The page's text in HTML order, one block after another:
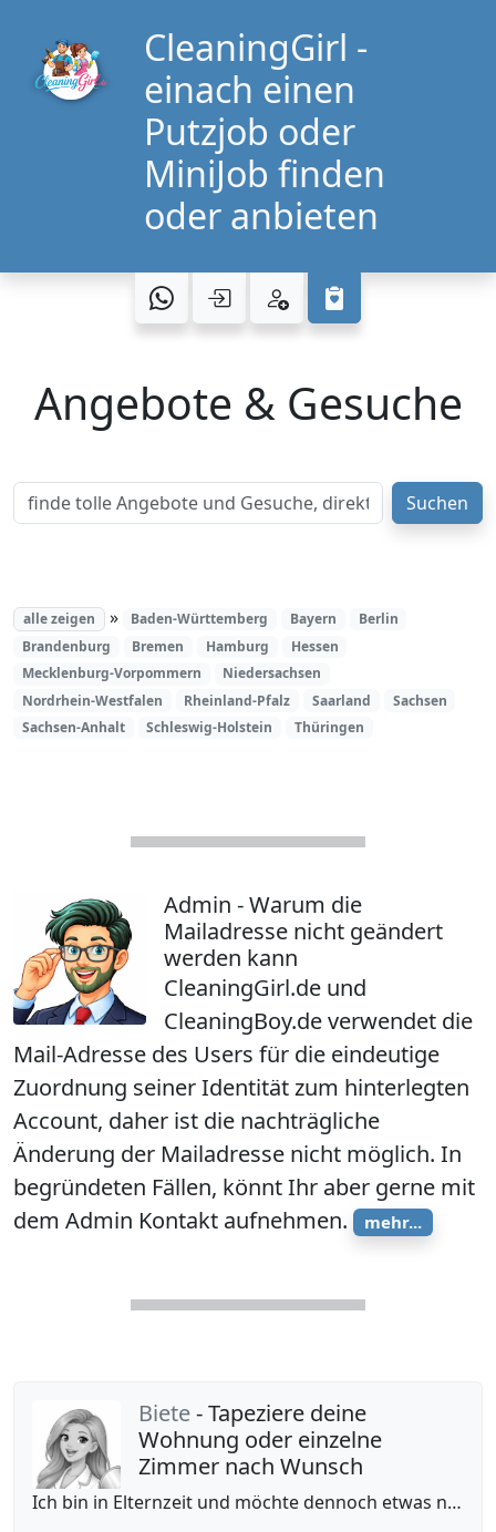
CleaningGirl -
einach einen
Putzjob oder
MiniJob finden
oder anbieten
Angebote & Gesuche
Suchen
alle zeigen » Baden-Württemberg Bayern
Berlin
Brandenburg
Bremen Hamburg
Hessen
Mecklenburg-Vorpommern
Niedersachsen
Nordrhein-Westfalen
Rheinland-Pfalz Saarland
Sachsen
Sachsen-Anhalt
Schleswig-Holstein Thüringen
Admin - Warum die
Mailadresse nicht geändert
werden kann
CleaningGirl.de und
CleaningBoy.de verwendet die
Mail-Adresse des Users für die eindeutige
Zuordnung seiner Identität zum hinterlegten
Account, daher ist die nachträgliche
Änderung der Mailadresse nicht möglich. In
begründeten Fällen, könnt Ihr aber gerne mit
dem Admin Kontakt aufnehmen.
mehr...
Biete- Tapeziere deine
Wohnung oder einzelne
Zimmer nach Wunsch
Ich bin in Elternzeit und möchte dennoch etwas nebenher arbeiten Als ausgebildete Malerin möchte ich...